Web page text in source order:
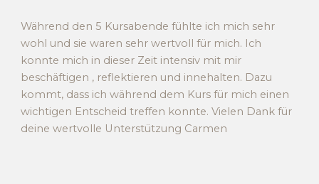
Während den 5 Kursabende fühlte ich mich sehr
wohl und sie waren sehr wertvoll für mich. Ich
konnte mich in dieser Zeit intensiv mit mir
beschäftigen , reflektieren und innehalten. Dazu
kommt, dass ich während dem Kurs für mich einen
wichtigen Entscheid treffen konnte. Vielen Dank für
deine wertvolle Unterstützung Carmen